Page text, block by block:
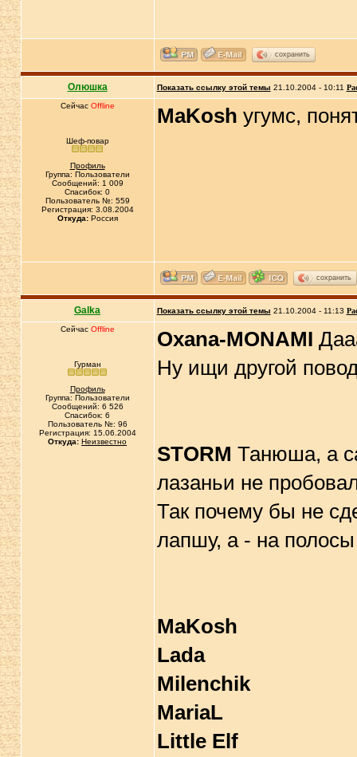
сохранить
Олюшка Показать ссылку этой темы 21.10.2004 - 10:11
Сейчас Offline
Шеф-повар
Профиль
Группа: Пользователи
Сообщений: 1 009
Спасибок: 0
Пользователь №: 559
Регистрация: 3.08.2004
Откуда:Россия
MaKosh угумс,
сохранить
Galka Показать ссылку этой темы 21.10.2004 - 11:13
Сейчас Offline
Гурман
Профиль
Группа: Пользователи
Сообщений: 6 526
Спасибок: 6
Пользователь №: 96
Регистрация: 15.06.2004
Откуда: Неизвестно
Oxana-MONAMI
Ну ищи другой
STORM Танюша, а
лазаньи не
Так почему бы не
лапшу, а - на
MaKosh
Lada
Milenchik
MariaL
Little Elf